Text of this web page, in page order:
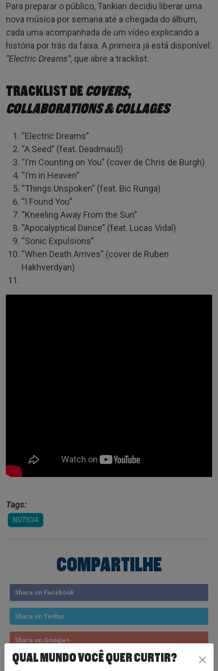
Para preparar o público, Tankian decidiu liberar uma
nova música por semana até a chegada do álbum,
cada uma acompanhada de um vídeo explicando a
história por trás da faixa. A primeira já está disponível:
“Electric Dreams”, que abre a tracklist.
TRACKLIST DE COVERS,
COLLABORATIONS & COLLAGES
“Electric Dreams”
“A Seed” (feat. Deadmau5)
“I’m Counting on You” (cover de Chris de Burgh)
“I’m in Heaven”
“Things Unspoken” (feat. Bic Runga)
“I Found You”
“Kneeling Away From the Sun”
“Apocalyptical Dance” (feat. Lucas Vidal)
“Sonic Expulsions”
“When Death Arrives” (cover de Ruben
Hakhverdyan)
Tags:
NOTICIA
COMPARTILHE
Share on Facebook
Share on Twitter
Share on Google+
QUAL MUNDO VOCÊ QUER CURTIR?